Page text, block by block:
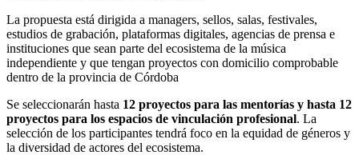
La propuesta está dirigida a managers, sellos, salas, festivales,
estudios de grabación, plataformas digitales, agencias de prensa e
instituciones que sean parte del ecosistema de la música
independiente y que tengan proyectos con domicilio comprobable
dentro de la provincia de Córdoba
Se seleccionarán hasta 12 proyectos para las mentorías y hasta 12
proyectos para los espacios de vinculación profesional. La
selección de los participantes tendrá foco en la equidad de géneros y
la diversidad de actores del ecosistema.